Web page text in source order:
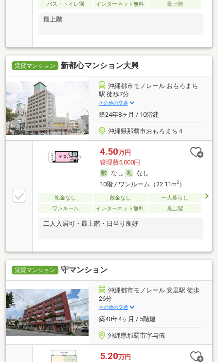
バス・トイレ別
インターネット無料 最上階
最上階
賃貸マンション 新都心マンション大興
沖縄都市モノレール おもろまち
駅 徒歩7分
その他の交通
築24年8ヶ月 / 10階建
沖縄県那覇市おもろまち４
4.50万円
管理費5,000円
なし
なし
10階 / ワンルーム（22.11m2）
礼金なし 敷金なし
一人暮らし
ワンルーム
インターネット無料 最上階
二人入居可・最上階・日当り良好
賃貸マンション 守マンション
沖縄都市モノレール 安里駅 徒歩
26分
その他の交通
築40年4ヶ月 / 5階建
沖縄県那覇市字与儀
5.20万円